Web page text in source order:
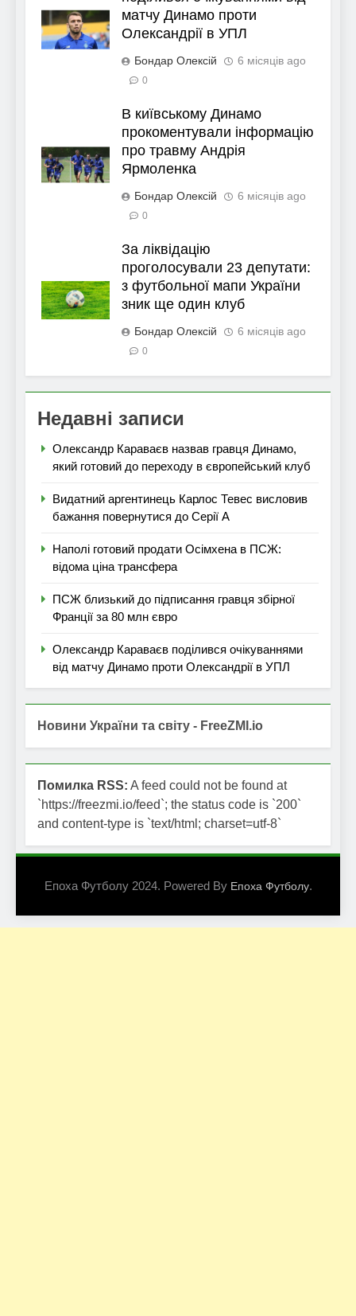
матчу Динамо проти
Олександрії в УПЛ
Бондар Олексій 6 місяців ago
0
В київському Динамо
прокоментували інформацію
про травму Андрія
Ярмоленка
Бондар Олексій 6 місяців ago
0
За ліквідацію
проголосували 23 депутати:
з футбольної мапи України
зник ще один клуб
Бондар Олексій 6 місяців ago
0
Недавні записи
Олександр Караваєв назвав гравця Динамо,
який готовий до переходу в європейський клуб
Видатний аргентинець Карлос Тевес висловив
бажання повернутися до Серії А
Наполі готовий продати Осімхена в ПСЖ:
відома ціна трансфера
ПСЖ близький до підписання гравця збірної
Франції за 80 млн євро
Олександр Караваєв поділився очікуваннями
від матчу Динамо проти Олександрії в УПЛ
Новини України та світу - FreeZMI.io
Помилка RSS: A feed could not be found at
`https://freezmi.io/feed`; the status code is `200`
and content-type is `text/html; charset=utf-8`
Епоха Футболу 2024. Powered By Епоха Футболу.